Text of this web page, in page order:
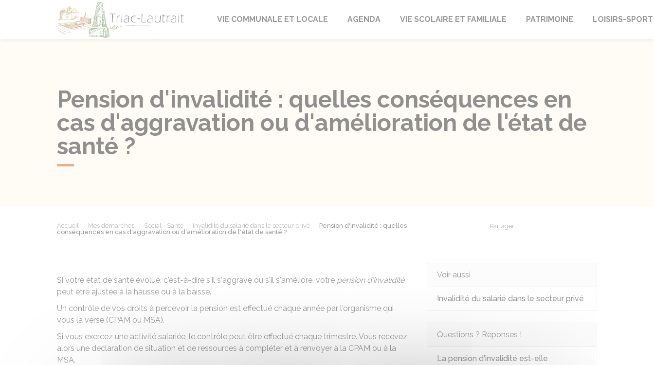
Triac-Lautrait
VIE COMMUNALE ET LOCALE AGENDA VIE SCOLAIRE ET FAMILIALE PATRIMOINE LOISIRS-SPORT
Pension d'invalidité : quelles conséquences en
cas d'aggravation ou d'amélioration de l'état de
santé ?
Accueil Mes démarches Social - Santé Invalidité du salarié dans le secteur privé
Pension d'invalidité : quelles
conséquences en cas d'aggravation ou d'amélioration de l'état de santé ?
Partager
Si votre état de santé évolue, c'est-à-dire s'il s'aggrave ou s'il s'améliore, votre pension d'invalidité
peut être ajustée à la hausse ou à la baisse.
Un contrôle de vos droits à percevoir la pension est effectué chaque année par l'organisme qui
vous la verse (CPAM ou MSA).
Si vous exercez une activité salariée, le contrôle peut être effectué chaque trimestre. Vous recevez
alors une déclaration de situation et de ressources à compléter et à renvoyer à la CPAM ou à la
MSA.
Voir aussi
Invalidité du salarié dans le secteur privé
Questions ? Réponses !
La pension d'invalidité est-elle